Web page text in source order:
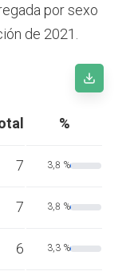
por sexo
de 2021.
%
7 3,8 %
7 3,8 %
6 3,3 %